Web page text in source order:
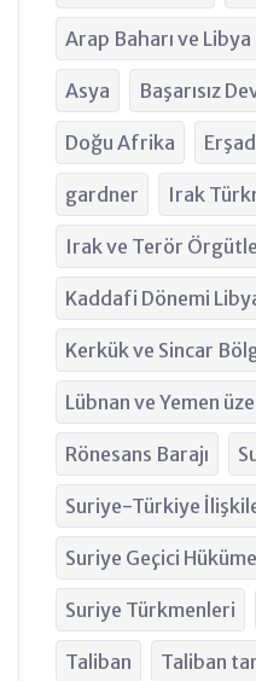
Arap Baharı ve Libya
Asya Başarısız
Doğu Afrika
gardner Irak
Irak ve Terör
Kaddafi Dönemi
Kerkük ve Sincar
Lübnan ve Yemen
Rönesans Barajı
Suriye-Türkiye
Suriye Geçici
Suriye Türkmenleri
Taliban Taliban